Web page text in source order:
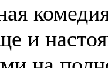
и